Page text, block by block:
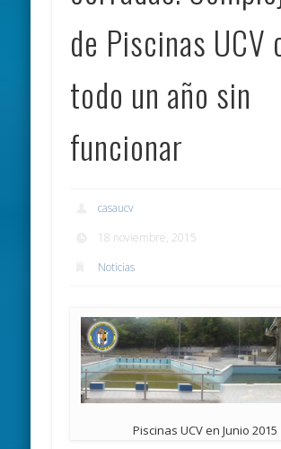
de Piscinas UCV
todo un año sin
funcionar
casaucv
18 noviembre, 2015
Noticias
Piscinas UCV en Junio 2015